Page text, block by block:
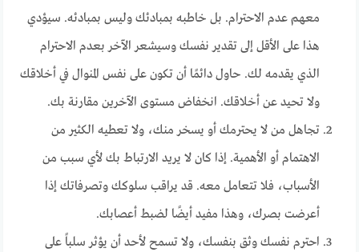
معهم عدم الاحترام. بل خاطبه بمبادئك وليس بمبادئه. سيؤدي
هذا على الأقل إلى تقدير نفسك وسيشعر الآخر بعدم الاحترام
الذي يقدمه لك. حاول دائمًا أن تكون على نفس المنوال في أخلاقك
ولا تحيد عن أخلاقك. انخفاض مستوى الآخرين مقارنة بك.
تجاهل من لا يحترمك أو يسخر منك، ولا تعطيه الكثير من
الاهتمام أو الأهمية. إذا كان لا يريد الارتباط بك لأي سبب من
الأسباب، فلا تتعامل معه. قد يراقب سلوكك وتصرفاتك إذا
أعرضت بصرك، وهذا مفيد أيضًا لضبط أعصابك.
احترم نفسك وثق بنفسك، ولا تسمح لأحد أن يؤثر سلباً على